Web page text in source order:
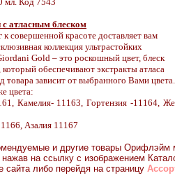
с атласным блеском
совершенной красоте доставляет вам
коллекция ультрастойких
Gold – это роскошный цвет, блеск
который обеспечивают экстракты атласа
товара зависит от выбранного Вами цвета.
цвета:
Камелия- 11163, Гортензия -11164,
Азалия 11167
и другие товары Орифлэйм
на ссылку с изображением
сайта либо перейдя на страницу